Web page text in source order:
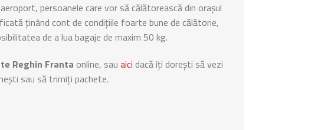
persoanele care vor să călătorească din orașul
ținând cont de condițiile foarte bune de călătorie,
de a lua bagaje de maxim 50 kg.
Reghin Franta online, sau aici dacă îți dorești să vezi
sau să trimiți pachete.